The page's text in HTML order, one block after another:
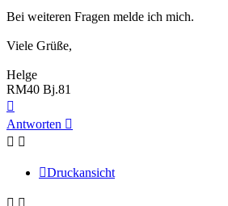
Bei weiteren Fragen melde ich mich.
Viele Grüße,
Helge
RM40 Bj.81
oben
Antworten
Druckansicht